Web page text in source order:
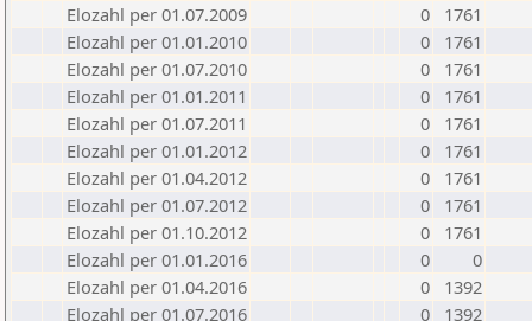
Elozahl per 01.07.2009
0
1761
Elozahl per 01.01.2010
0
1761
Elozahl per 01.07.2010
0
1761
Elozahl per 01.01.2011
0
1761
Elozahl per 01.07.2011
0
1761
Elozahl per 01.01.2012
0
1761
Elozahl per 01.04.2012
0
1761
Elozahl per 01.07.2012
0
1761
Elozahl per 01.10.2012
0
1761
Elozahl per 01.01.2016
0
0
Elozahl per 01.04.2016
0
1392
Elozahl per 01.07.2016
0
1392